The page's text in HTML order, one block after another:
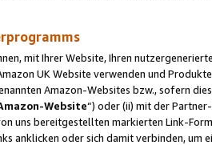
mit Ihrer Website, Ihren
UK Website verwenden und
Amazon-Websites bzw., sofern
Website“) oder (ii) mit der
uns bereitgestellten markierten Link-
anklicken oder sich damit verbinden,